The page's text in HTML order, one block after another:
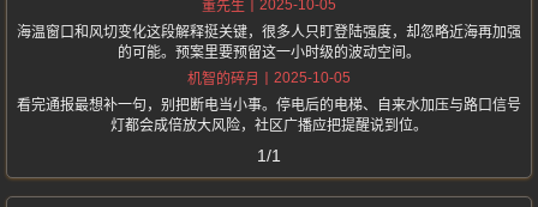
董先生
2025-10-05
海温窗口和风切变化这段解释挺关键，很多人只盯登陆强度，却忽略近海再加强
的可能。预案里要预留这一小时级的波动空间。
机智的碎月
2025-10-05
看完通报最想补一句，别把断电当小事。停电后的电梯、自来水加压与路口信号
灯都会成倍放大风险，社区广播应把提醒说到位。
1/1